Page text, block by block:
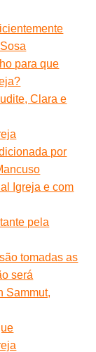
para que
Clara e
por
Igreja e com
pela
tomadas as
será
Sammut,